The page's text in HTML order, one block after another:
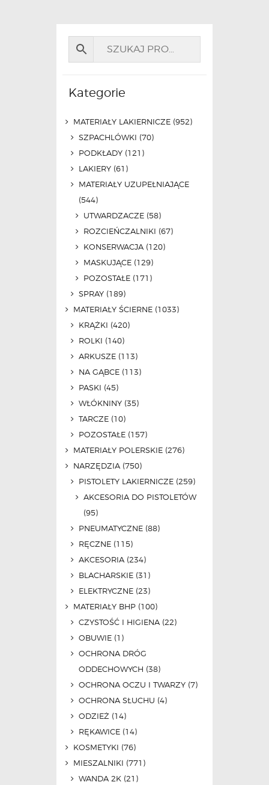
Kategorie
MATERIAŁY LAKIERNICZE (952)
SZPACHLÓWKI (70)
PODKŁADY (121)
LAKIERY (61)
MATERIAŁY UZUPEŁNIAJĄCE
(544)
UTWARDZACZE (58)
ROZCIEŃCZALNIKI (67)
KONSERWACJA (120)
MASKUJĄCE (129)
POZOSTAŁE (171)
SPRAY (189)
MATERIAŁY ŚCIERNE (1033)
KRĄŻKI (420)
ROLKI (140)
ARKUSZE (113)
NA GĄBCE (113)
PASKI (45)
WŁÓKNINY (35)
TARCZE (10)
POZOSTAŁE (157)
MATERIAŁY POLERSKIE (276)
NARZĘDZIA (750)
PISTOLETY LAKIERNICZE (259)
AKCESORIA DO PISTOLETÓW
(95)
PNEUMATYCZNE (88)
RĘCZNE (115)
AKCESORIA (234)
BLACHARSKIE (31)
ELEKTRYCZNE (23)
MATERIAŁY BHP (100)
CZYSTOŚĆ I HIGIENA (22)
OBUWIE (1)
OCHRONA DRÓG
ODDECHOWYCH (38)
OCHRONA OCZU I TWARZY (7)
OCHRONA SŁUCHU (4)
ODZIEŻ (14)
RĘKAWICE (14)
KOSMETYKI (76)
MIESZALNIKI (771)
WANDA 2K (21)